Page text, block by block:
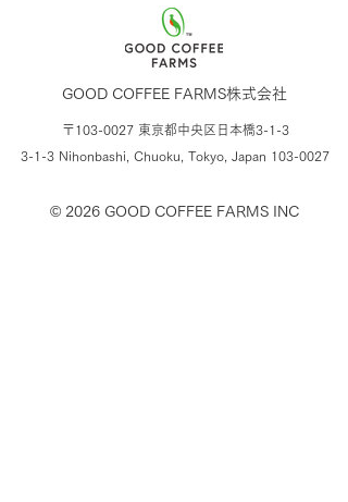
GOOD COFFEE FARMS株式会社
〒103-0027 東京都中央区日本橋3-1-3
3-1-3 Nihonbashi, Chuoku, Tokyo,
Japan 103-0027
© 2026GOOD COFFEE FARMS INC